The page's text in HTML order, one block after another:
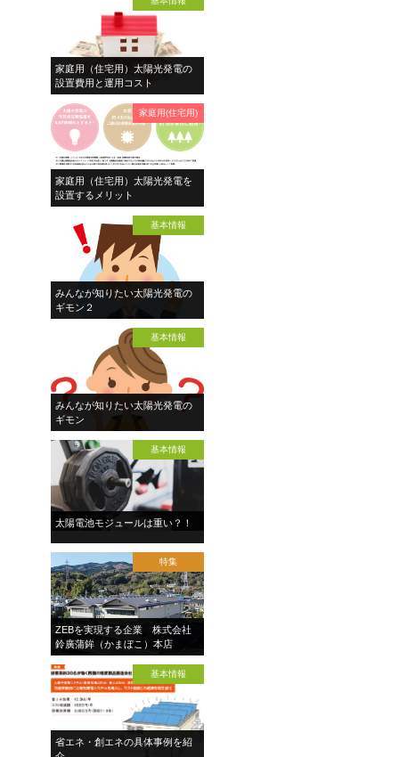
家庭用（住宅用）太陽光発電の
設置費用と運用コスト
家庭用(住宅用)
家庭用（住宅用）太陽光発電を
設置するメリット
基本情報
みんなが知りたい太陽光発電の
ギモン２
基本情報
みんなが知りたい太陽光発電の
ギモン
基本情報
太陽電池モジュールは重い？！
特集
ZEBを実現する企業 株式会社
鈴廣蒲鉾（かまぼこ）本店
基本情報
省エネ・創エネの具体事例を紹